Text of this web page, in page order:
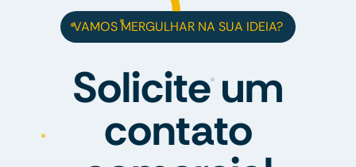
VAMOS MERGULHAR NA SUA IDEIA?
Solicite um
contato